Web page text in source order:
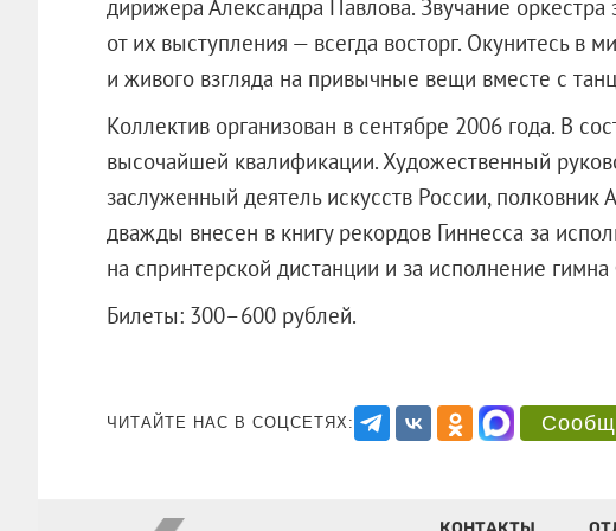
дирижера Александра Павлова. Звучание
от их выступления — всегда восторг. Окунитесь в
и живого взгляда на привычные вещи вместе с
Коллектив организован в сентябре 2006 года. В
высочайшей квалификации. Художественный
заслуженный деятель искусств России, полковник
дважды внесен в книгу рекордов Гиннесса за
на спринтерской дистанции и за исполнение
Билеты: 300–600 рублей.
ЧИТАЙТЕ НАС В СОЦСЕТЯХ: